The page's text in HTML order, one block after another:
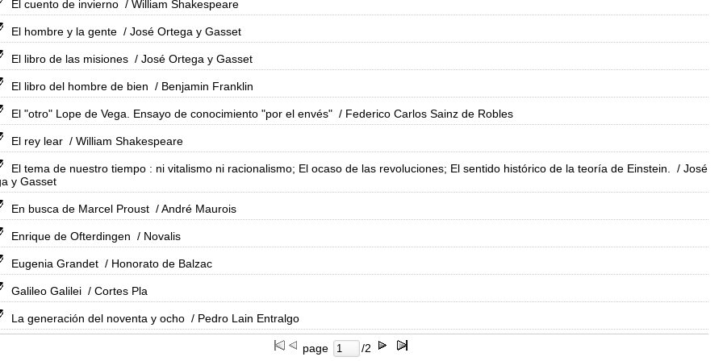
El cuento de invierno / William Shakespeare
El hombre y la gente / José Ortega y Gasset
El libro de las misiones / José Ortega y Gasset
El libro del hombre de bien / Benjamin Franklin
El "otro" Lope de Vega. Ensayo de conocimiento "por el envés" / Federico Carlos Sainz de Robles
El rey lear / William Shakespeare
El tema de nuestro tiempo : ni vitalismo ni racionalismo; El ocaso de las revoluciones; El sentido histórico de la teoría de Einstein.
/ José
y Gasset
En busca de Marcel Proust / André Maurois
Enrique de Ofterdingen / Novalis
Eugenia Grandet / Honorato de Balzac
Galileo Galilei / Cortes Pla
La generación del noventa y ocho / Pedro Lain Entralgo
page /2